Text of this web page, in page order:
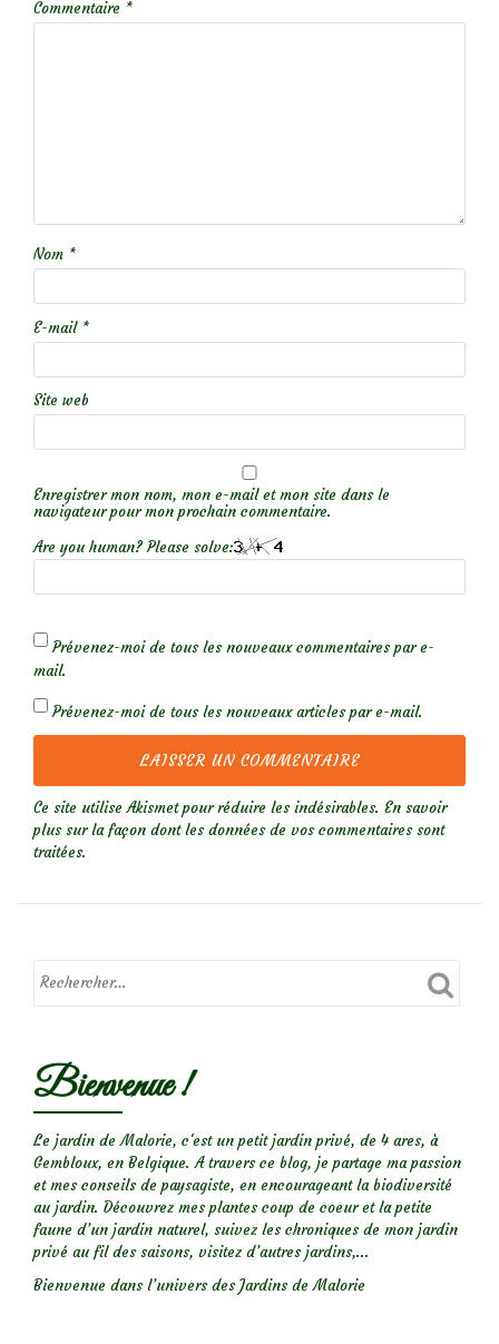
Commentaire *
Nom *
E-mail *
Site web
Enregistrer mon nom, mon e-mail et mon site dans le
navigateur pour mon prochain commentaire.
Are you human? Please solve:
Prévenez-moi de tous les nouveaux commentaires par e-
mail.
Prévenez-moi de tous les nouveaux articles par e-mail.
Ce site utilise Akismet pour réduire les indésirables. En savoir
plus sur la façon dont les données de vos commentaires sont
traitées.
Bienvenue !
Le jardin de Malorie, c'est un petit jardin privé, de 4 ares, à
Gembloux, en Belgique. A travers ce blog, je partage ma passion
et mes conseils de paysagiste, en encourageant la biodiversité
au jardin. Découvrez mes plantes coup de coeur et la petite
faune d’un jardin naturel, suivez les chroniques de mon jardin
privé au fil des saisons, visitez d’autres jardins,...
Bienvenue dans l’univers des Jardins de Malorie